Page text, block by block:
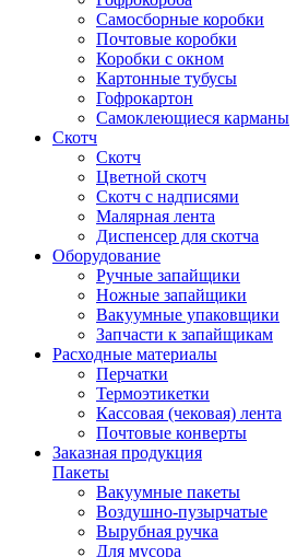
Самосборные коробки
Почтовые коробки
Коробки с окном
Картонные тубусы
Гофрокартон
Самоклеющиеся карманы
Скотч
Скотч
Цветной скотч
Скотч с надписями
Малярная лента
Диспенсер для скотча
Оборудование
Ручные запайщики
Ножные запайщики
Вакуумные упаковщики
Запчасти к запайщикам
Расходные материалы
Перчатки
Термоэтикетки
Кассовая (чековая) лента
Почтовые конверты
Заказная продукция
Пакеты
Вакуумные пакеты
Воздушно-пузырчатые
Вырубная ручка
Для мусора